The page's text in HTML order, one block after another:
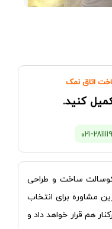
اتاق نمک
کنید.
021-
ساخت و طراحی
مشاوره برای انتخاب
هم قرار خواهدداد و